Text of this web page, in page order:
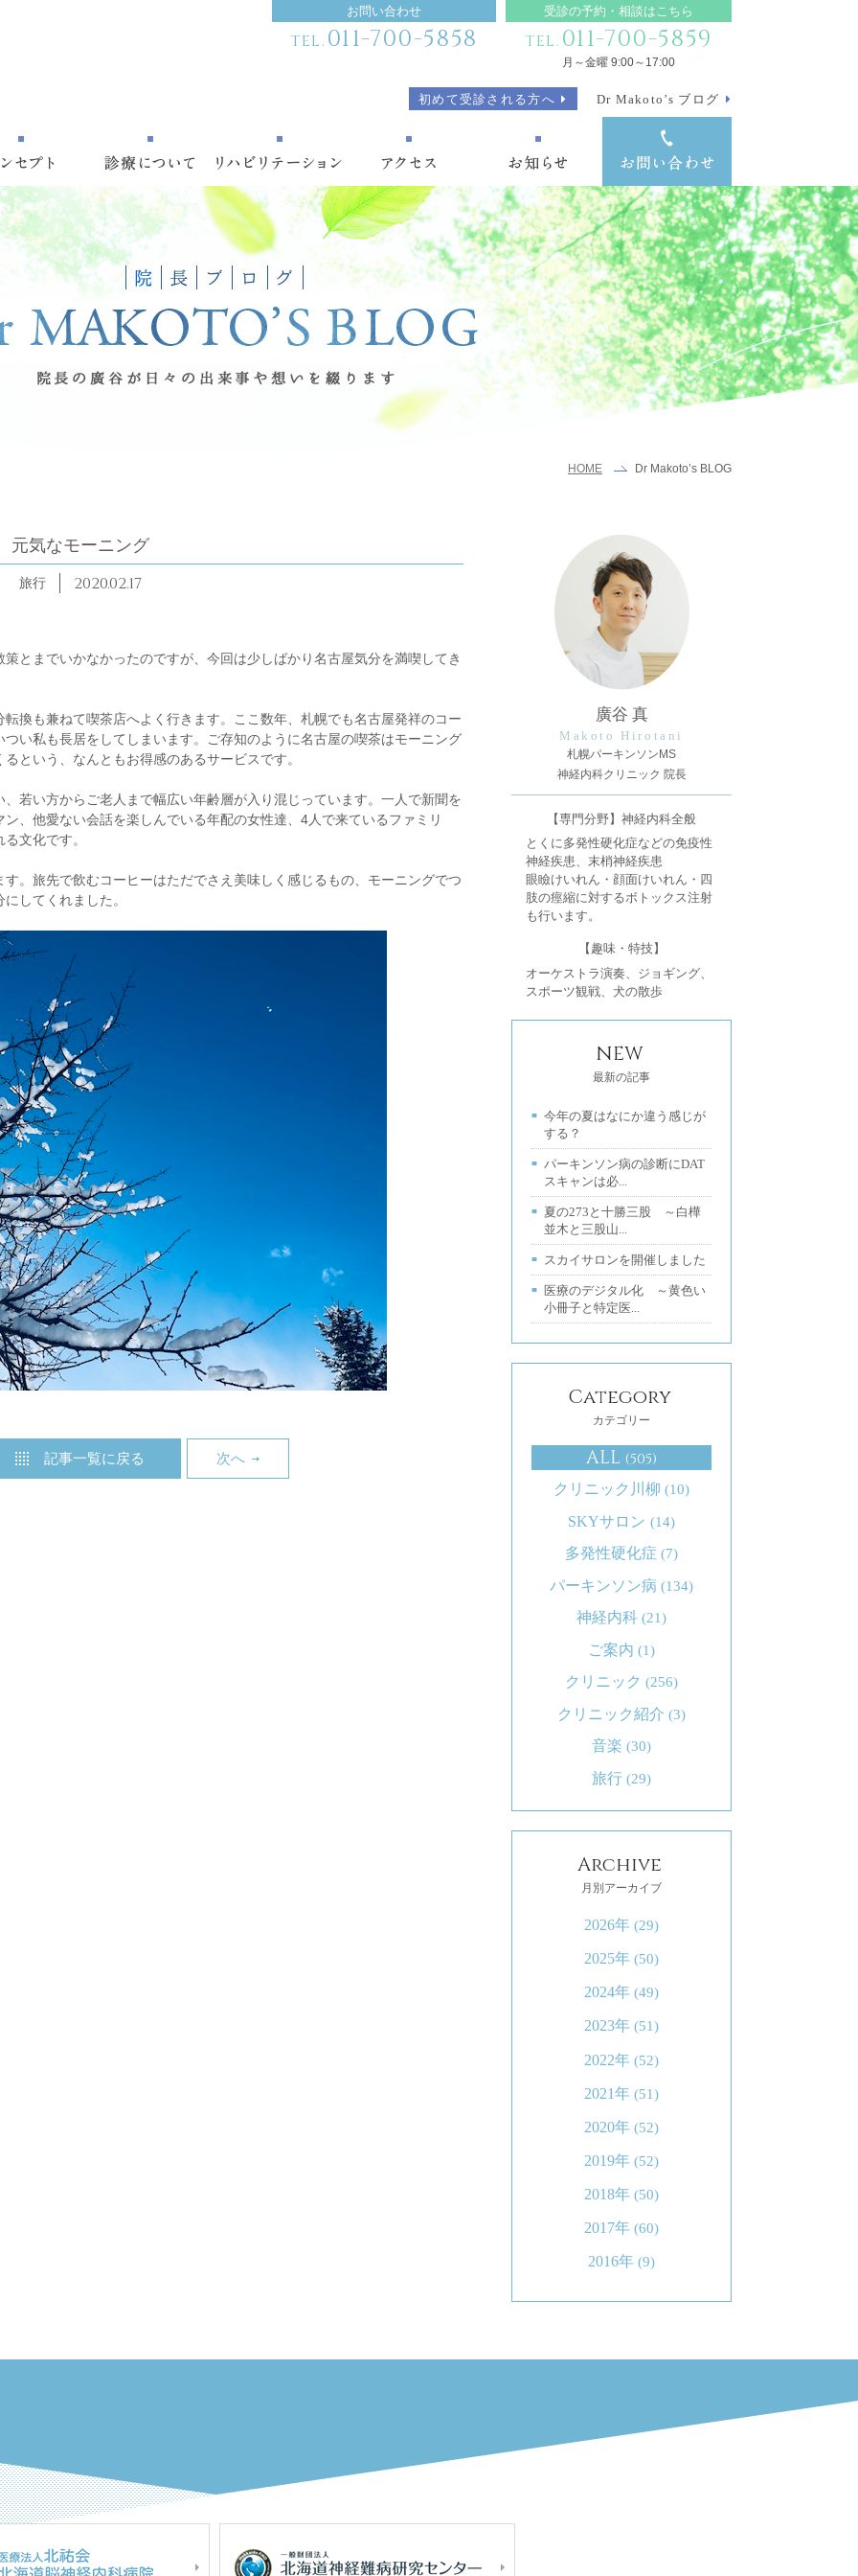
お問い合わせ
TEL. 011-700-5858
受診の予約・相談はこちら
TEL. 011-700-5859
月～金曜 9:00～17:00
初めて受診される方へ Dr Makoto’s ブログ
HOME Dr Makoto’s BLOG
元気なモーニング
旅行 2020.02.17
とまでいかなかったのですが、今回は少しばかり名古屋気分を満喫してき
換も兼ねて喫茶店へよく行きます。ここ数年、札幌でも名古屋発祥のコー
い私も長居をしてしまいます。ご存知のように名古屋の喫茶はモーニング
という、なんともお得感のあるサービスです。
若い方からご老人まで幅広い年齢層が入り混じっています。一人で新聞を
、他愛ない会話を楽しんでいる年配の女性達、4人で来ているファミリ
文化です。
。旅先で飲むコーヒーはただでさえ美味しく感じるもの、モーニングでつ
してくれました。
記事一覧に戻る 次へ
廣谷 真
Makoto Hirotani
札幌パーキンソンMS
神経内科クリニック 院長
【専門分野】神経内科全般
とくに多発性硬化症などの免疫性
神経疾患、末梢神経疾患
眼瞼けいれん・顔面けいれん・四
肢の痙縮に対するボトックス注射
も行います。
【趣味・特技】
オーケストラ演奏、ジョギング、
スポーツ観戦、犬の散歩
NEW
最新の記事
今年の夏はなにか違う感じが
する？
パーキンソン病の診断にDAT
スキャンは必...
夏の273と十勝三股 ～白樺
並木と三股山...
スカイサロンを開催しました
医療のデジタル化 ～黄色い
小冊子と特定医...
Category
カテゴリー
ALL (505)
クリニック川柳 (10)
SKYサロン (14)
多発性硬化症 (7)
パーキンソン病 (134)
神経内科 (21)
ご案内 (1)
クリニック (256)
クリニック紹介 (3)
音楽 (30)
旅行 (29)
Archive
月別アーカイブ
2026年 (29)
2025年 (50)
2024年 (49)
2023年 (51)
2022年 (52)
2021年 (51)
2020年 (52)
2019年 (52)
2018年 (50)
2017年 (60)
2016年 (9)